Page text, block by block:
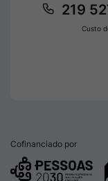
219
Custo
Cofinanciado por